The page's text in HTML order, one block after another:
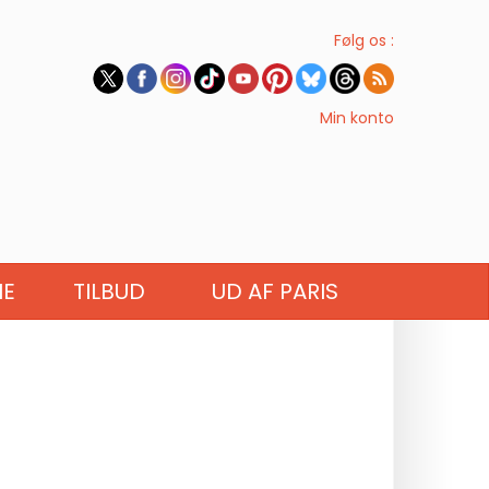
Følg os :
Min konto
TILBUD UD AF PARIS